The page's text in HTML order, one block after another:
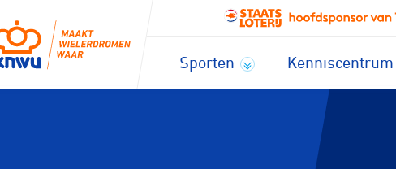
Sporten Kenniscentrum